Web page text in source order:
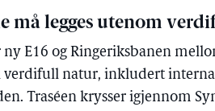
må legges utenom
E16 og Ringeriksbanen
natur, inkludert
Traséen krysser igjennom